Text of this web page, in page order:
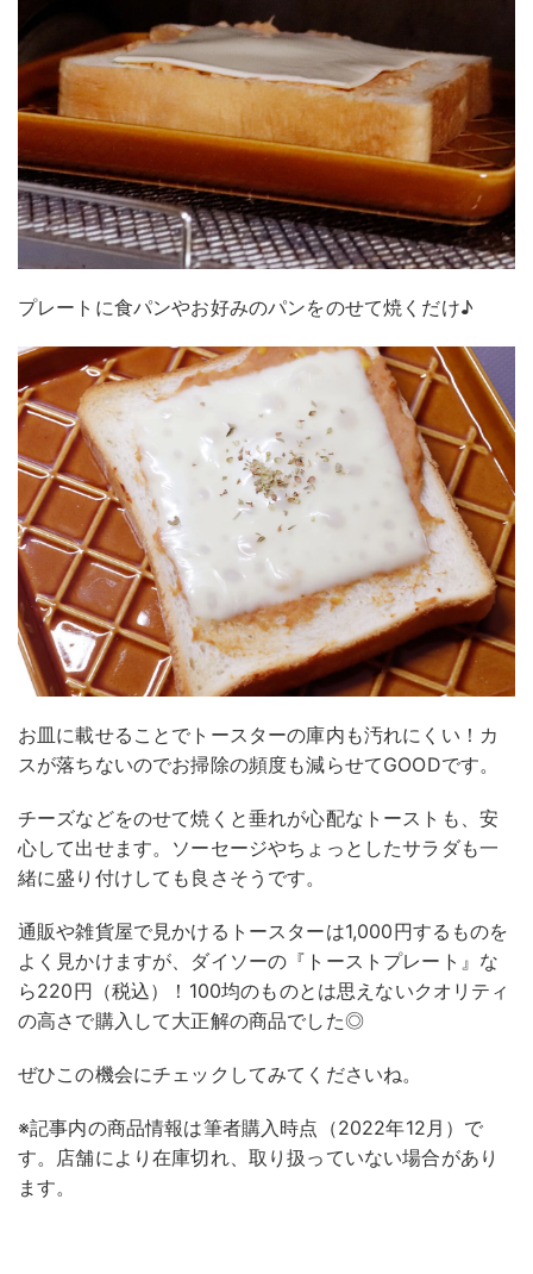
プレートに食パンやお好みのパンをのせて焼くだけ♪
お皿に載せることでトースターの庫内も汚れにくい！カ
スが落ちないのでお掃除の頻度も減らせてGOODです。
チーズなどをのせて焼くと垂れが心配なトーストも、安
心して出せます。ソーセージやちょっとしたサラダも一
緒に盛り付けしても良さそうです。
通販や雑貨屋で見かけるトースターは1,000円するものを
よく見かけますが、ダイソーの『トーストプレート』な
ら220円（税込）！100均のものとは思えないクオリティ
の高さで購入して大正解の商品でした◎
ぜひこの機会にチェックしてみてくださいね。
※記事内の商品情報は筆者購入時点（2022年12月）で
す。店舗により在庫切れ、取り扱っていない場合があり
ます。